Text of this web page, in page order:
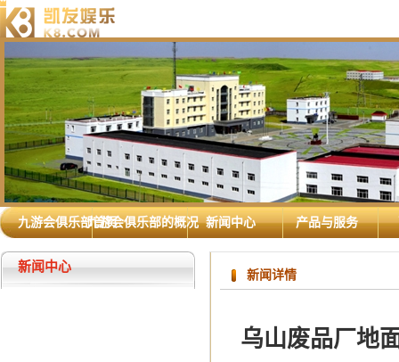
九游会俱乐部首页九游会俱乐部的概况 新闻中心 产品与服务
新闻中心
新闻详情
乌山废品厂地